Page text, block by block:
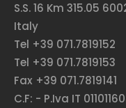
S.S. 16 Km 315.05
Italy
Tel +39 071.7819152
Tel +39 071.7819153
Fax +39 071.7819141
C.F: - P.Iva IT